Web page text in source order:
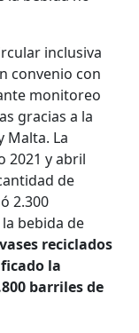
inclusiva
convenio con
monitoreo
gracias a la
Malta. La
2021 y abril
de
2.300
bebida de
reciclados
la
barriles de